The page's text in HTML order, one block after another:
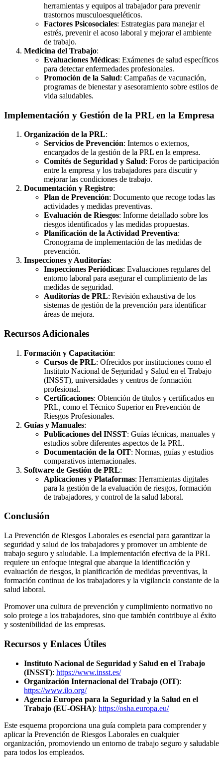
herramientas y equipos al trabajador para prevenir
trastornos musculoesqueléticos.
Factores Psicosociales: Estrategias para manejar el
estrés, prevenir el acoso laboral y mejorar el ambiente
de trabajo.
Medicina del Trabajo:
Evaluaciones Médicas: Exámenes de salud específicos
para detectar enfermedades profesionales.
Promoción de la Salud: Campañas de vacunación,
programas de bienestar y asesoramiento sobre estilos de
vida saludables.
Implementación y Gestión de la PRL en la Empresa
Organización de la PRL:
Servicios de Prevención: Internos o externos,
encargados de la gestión de la PRL en la empresa.
Comités de Seguridad y Salud: Foros de participación
entre la empresa y los trabajadores para discutir y
mejorar las condiciones de trabajo.
Documentación y Registro:
Plan de Prevención: Documento que recoge todas las
actividades y medidas preventivas.
Evaluación de Riesgos: Informe detallado sobre los
riesgos identificados y las medidas propuestas.
Planificación de la Actividad Preventiva:
Cronograma de implementación de las medidas de
prevención.
Inspecciones y Auditorías:
Inspecciones Periódicas: Evaluaciones regulares del
entorno laboral para asegurar el cumplimiento de las
medidas de seguridad.
Auditorías de PRL: Revisión exhaustiva de los
sistemas de gestión de la prevención para identificar
áreas de mejora.
Recursos Adicionales
Formación y Capacitación:
Cursos de PRL: Ofrecidos por instituciones como el
Instituto Nacional de Seguridad y Salud en el Trabajo
(INSST), universidades y centros de formación
profesional.
Certificaciones: Obtención de títulos y certificados en
PRL, como el Técnico Superior en Prevención de
Riesgos Profesionales.
Guías y Manuales:
Publicaciones del INSST: Guías técnicas, manuales y
estudios sobre diferentes aspectos de la PRL.
Documentación de la OIT: Normas, guías y estudios
comparativos internacionales.
Software de Gestión de PRL:
Aplicaciones y Plataformas: Herramientas digitales
para la gestión de la evaluación de riesgos, formación
de trabajadores, y control de la salud laboral.
Conclusión
La Prevención de Riesgos Laborales es esencial para garantizar la
seguridad y salud de los trabajadores y promover un ambiente de
trabajo seguro y saludable. La implementación efectiva de la PRL
requiere un enfoque integral que abarque la identificación y
evaluación de riesgos, la planificación de medidas preventivas, la
formación continua de los trabajadores y la vigilancia constante de la
salud laboral.
Promover una cultura de prevención y cumplimiento normativo no
solo protege a los trabajadores, sino que también contribuye al éxito
y sostenibilidad de las empresas.
Recursos y Enlaces Útiles
Instituto Nacional de Seguridad y Salud en el Trabajo
(INSST): https://www.insst.es/
Organización Internacional del Trabajo (OIT):
https://www.ilo.org/
Agencia Europea para la Seguridad y la Salud en el
Trabajo (EU-OSHA): https://osha.europa.eu/
Este esquema proporciona una guía completa para comprender y
aplicar la Prevención de Riesgos Laborales en cualquier
organización, promoviendo un entorno de trabajo seguro y saludable
para todos los empleados.